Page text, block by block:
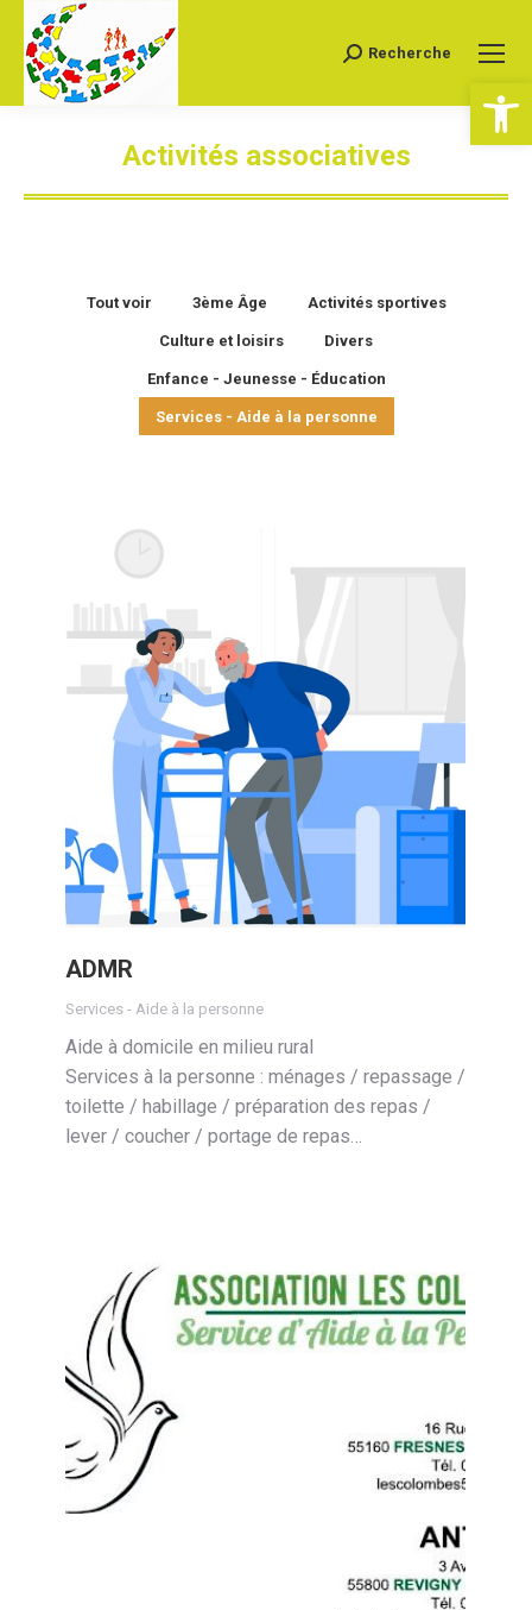
Recherche
Recherche
Activités associatives
Vous êtes ici :
Tout voir 3ème Âge Activités sportives
Culture et loisirs Divers
Enfance - Jeunesse - Éducation
Services - Aide à la personne
ADMR
Services - Aide à la personne
Aide à domicile en milieu rural
Services à la personne : ménages / repassage /
toilette / habillage / préparation des repas /
lever / coucher / portage de repas…